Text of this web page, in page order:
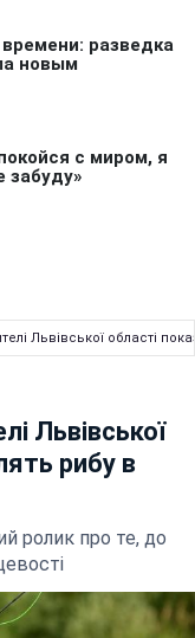
Львівської області
Львівської
рибу в
ролик про те, до